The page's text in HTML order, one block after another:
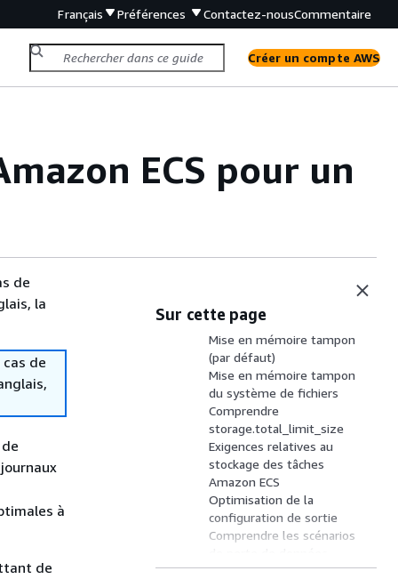
Français Préférences Contactez-nousCommentaire
Créer un compte AWS
ECS pour un
de
la
de
à
de
Sur cette pageComprendre les morceaux
Mise en mémoire tampon
(par défaut)
Mise en mémoire tampon
du système de fichiers
Comprendre
storage.total_limit_size
Exigences relatives au
stockage des tâches
Amazon ECS
Optimisation de la
configuration de sortie
Comprendre les scénarios
Utilisez la journalisation à